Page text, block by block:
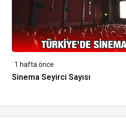
1 hafta önce
Sinema Seyirci Sayısı